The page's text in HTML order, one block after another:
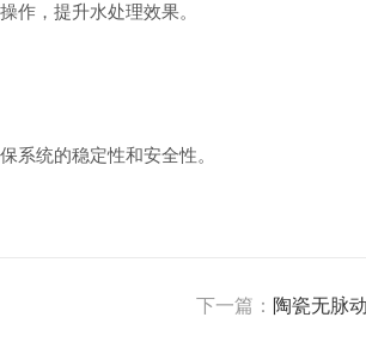
，提升水处理效果。
统的稳定性和安全性。
下一篇： 陶瓷无脉